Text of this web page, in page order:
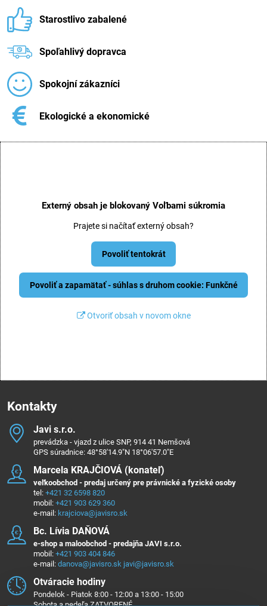
Starostlivo zabalené
Spoľahlivý dopravca
Spokojní zákazníci
Ekologické a ekonomické
Externý obsah je blokovaný Voľbami súkromia
Prajete si načítať externý obsah?
Povoliť tentokrát
Povoliť a zapamätať - súhlas s druhom cookie: Funkčné
Otvoriť obsah v novom okne
Kontakty
Javi s​.r​.o​.
prevádzka - vjazd z ulice SNP, 914 41 Nemšová
GPS súradnice: 48°58'14.9"N 18°06'57.0"E
Marcela KRAJČIOVÁ (konateľ)
veľkoobchod - predaj určený pre právnické a fyzické osoby
tel: +421 32 6598 820
mobil: +421 903 629 360
e-mail: krajciova@javisro.sk
Bc​. Lívia DAŇOVÁ
e-shop a maloobchod - predajňa JAVI s.r.o.
mobil: +421 903 404 846
e-mail: danova@javisro.sk javi@javisro.sk
Otváracie hodiny
Pondelok - Piatok 8:00 - 12:00 a 13:00 - 15:00